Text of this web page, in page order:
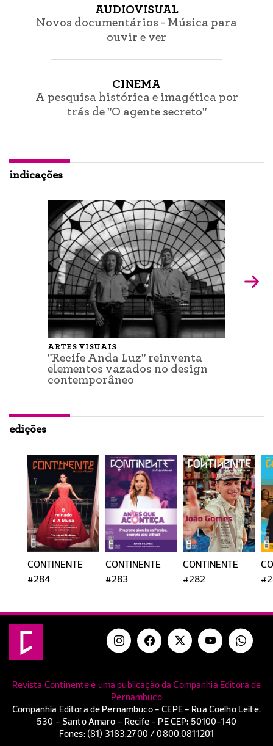
AUDIOVISUAL
Novos documentários - Música para
ouvir e ver
CINEMA
A pesquisa histórica e imagética por
trás de "O agente secreto"
indicações
ARTES VISUAIS
"Recife Anda Luz" reinventa
elementos vazados no design
contemporâneo
edições
CONTINENTE
#284
CONTINENTE
#283
CONTINENTE
#282
Revista Continente é uma publicação da Companhia Editora de
Pernambuco
Companhia Editora de Pernambuco - CEPE - Rua Coelho Leite,
530 - Santo Amaro - Recife - PE CEP: 50100-140
Fones: (81) 3183.2700 / 0800.0811201